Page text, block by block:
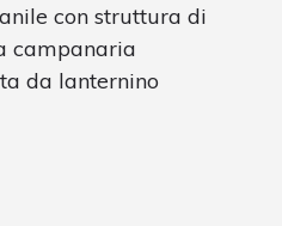
con struttura di
campanaria
da lanternino